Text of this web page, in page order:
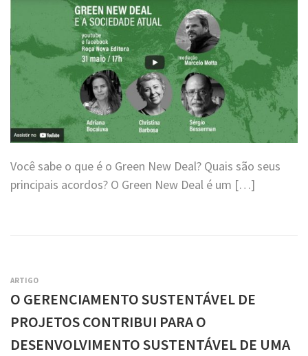
Você sabe o que é o Green New Deal? Quais são seus
principais acordos? O Green New Deal é um […]
ARTIGO
O GERENCIAMENTO SUSTENTÁVEL DE
PROJETOS CONTRIBUI PARA O
DESENVOLVIMENTO SUSTENTÁVEL DE UMA